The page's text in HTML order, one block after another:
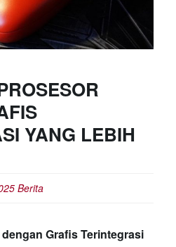
YANG LEBIH
Berita
Grafis Terintegrasi